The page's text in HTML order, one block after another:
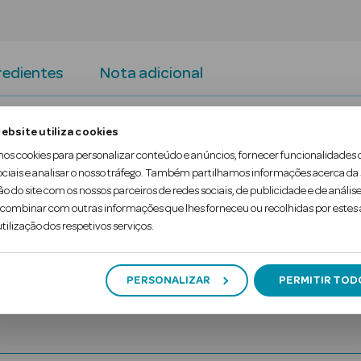
utiliza cookies
cookies para personalizar conteúdo e anúncios, fornecer funcionalidades
e analisar o nosso tráfego. Também partilhamos informações acerca da
do site com os nossos parceiros de redes sociais, de publicidade e de
com outras informações que lhes forneceu ou recolhidas por estes
dos respetivos serviços.
PERSONALIZAR PERMITIR
Nota adicional
proporciona revitalização e hidratação para
de Coco e Óleo de Macadâmia que ajudam a
Champô e Condicionador Maui Moisture